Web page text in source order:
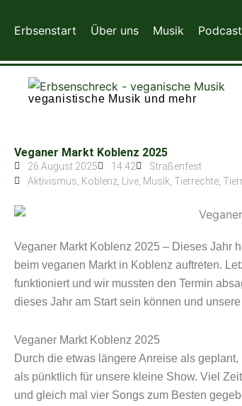
InhaltErbsenstart Über uns Musik Podcast
veganistische Musik und mehr
Veganer Markt Koblenz 2025
26.August 2025 14:42
Straßenfest
Aktivismus Koblenz Live Musik Tierrechte
Veganer Markt Koblenz 2025 – Dieses Jahr
beim veganen Markt in Koblenz auftreten.
funktioniert und wir mussten den Termin
dieses Jahr am Start sein können und
Veganer Markt Koblenz 2025
Durch die etwas längere Anreise als
als pünktlich für unsere kleine Show. Viel
und gleich mal vier Songs zum Besten